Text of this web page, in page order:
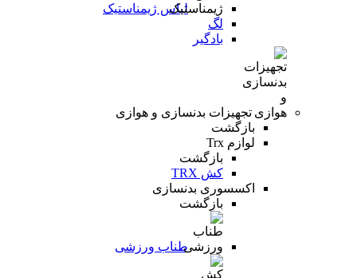
لباس ژیمناستیک
لگ
بادگیر
تجهیزات بدنسازی و هوازی
بازگشت
لوازم Trx
بازگشت
کش TRX
اکسسوری بدنسازی
بازگشت
طناب ورزشی